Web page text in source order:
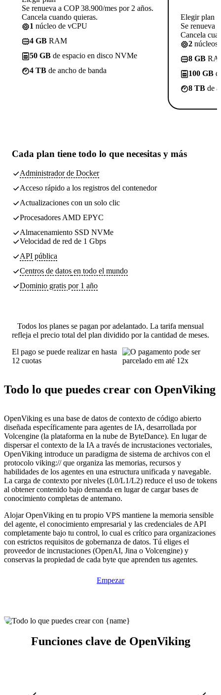
Se renueva a COP 38.900/mes por 2 años.
Cancela cuando quieras.
1 núcleo de vCPU
4 GB RAM
50 GB de espacio en disco NVMe
4 TB de ancho de banda
Elegir plan
Se renueva
Cancela
2 núcleos
8 GB
100 GB
8 TB de
Cada plan tiene todo lo que necesitas y más
Administrador de Docker
Acceso rápido a los registros del contenedor
Actualizaciones con un solo clic
Procesadores AMD EPYC
Almacenamiento SSD NVMe
Velocidad de red de 1 Gbps
API pública
Centros de datos en todo el mundo
Dominio gratis por 1 año
Todos los planes se pagan por adelantado. La tarifa mensual
refleja el precio total del plan dividido por la cantidad de meses.
El pago se puede realizar en hasta
12 cuotas
Todo lo que puedes crear con OpenViking
OpenViking es una base de datos de contexto de código abierto
diseñada específicamente para agentes de IA, desarrollada por
Volcengine (la plataforma en la nube de ByteDance). En lugar de
dispersar el contexto de la IA a través de incrustaciones vectoriales,
OpenViking introduce un paradigma de sistema de archivos con el
protocolo viking:// que organiza las memorias, recursos y
habilidades de los agentes en una estructura unificada y navegable.
La carga de contexto por niveles (L0/L1/L2) reduce el uso de tokens
al obtener contenido bajo demanda en lugar de cargar bases de
conocimiento completas de antemano.
Alojar OpenViking en tu propio VPS mantiene la memoria sensible
del agente, el conocimiento empresarial y las credenciales de API
completamente bajo tu control, lo cual es crítico para organizaciones
con estrictos requisitos de gobernanza de datos. Tú eliges el
proveedor de incrustaciones (OpenAI, Jina o Volcengine) y
conservas la propiedad de cada byte que aprenden tus agentes.
Empezar
Funciones clave de OpenViking